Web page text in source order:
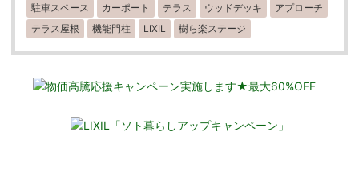
駐車スペース カーポート テラス ウッドデッキ
アプローチ
テラス屋根
機能門柱 LIXIL 樹ら楽ステージ